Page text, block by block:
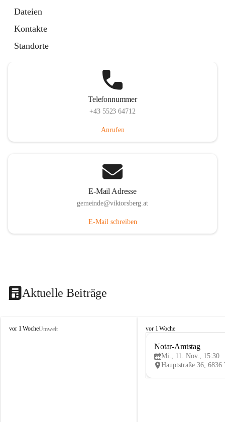
Dateien
Kontakte
Standorte
Telefonnummer
+43 5523 64712
Anrufen
E-Mail Adresse
gemeinde@viktorsberg.at
E-Mail schreiben
Aktuelle Beiträge
V
vor 1 WocheUmwelt
V
vor 1 Woche
Notar-Amtstag
Mi., 11. Nov., 15:30